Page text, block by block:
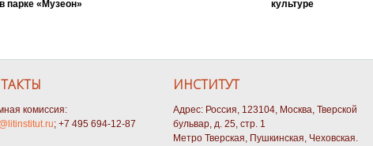
парке «Музеон»
культуре
комиссия:
; +7 495 694-12-87
ИНСТИТУТ
Адрес: Россия, 123104, Москва, Тверской
бульвар, д. 25, стр. 1
Метро Тверская, Пушкинская, Чеховская.